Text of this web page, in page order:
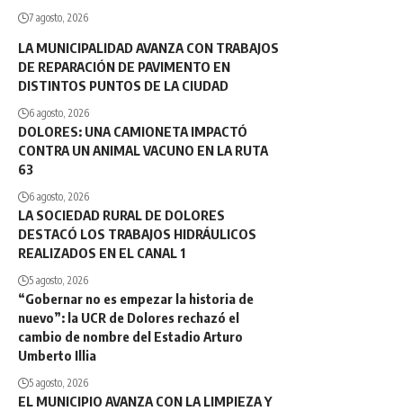
7 agosto, 2026
LA MUNICIPALIDAD AVANZA CON TRABAJOS
DE REPARACIÓN DE PAVIMENTO EN
DISTINTOS PUNTOS DE LA CIUDAD
6 agosto, 2026
DOLORES: UNA CAMIONETA IMPACTÓ
CONTRA UN ANIMAL VACUNO EN LA RUTA
63
6 agosto, 2026
LA SOCIEDAD RURAL DE DOLORES
DESTACÓ LOS TRABAJOS HIDRÁULICOS
REALIZADOS EN EL CANAL 1
5 agosto, 2026
“Gobernar no es empezar la historia de
nuevo”: la UCR de Dolores rechazó el
cambio de nombre del Estadio Arturo
Umberto Illia
5 agosto, 2026
EL MUNICIPIO AVANZA CON LA LIMPIEZA Y